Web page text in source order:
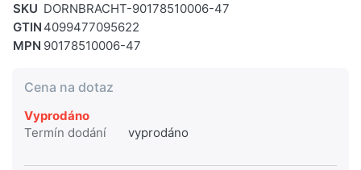
SKU DORNBRACHT-90178510006-47
GTIN 4099477095622
MPN 90178510006-47
Cena na dotaz
Vyprodáno
Termín dodání
vyprodáno